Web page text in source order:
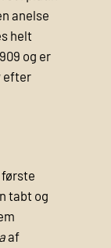
anelse
helt
og er
efter
første
tabt og
af